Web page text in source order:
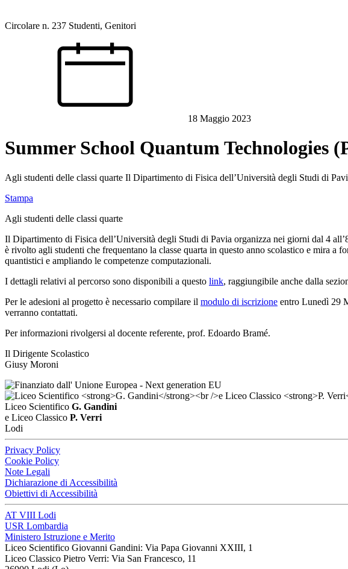
Circolare n. 237 Studenti, Genitori
18 Maggio 2023
Summer School Quantum Technologies
Agli studenti delle classi quarte Il Dipartimento di Fisica dell’Università degli Studi di
Stampa
Agli studenti delle classi quarte
Il Dipartimento di Fisica dell’Università degli Studi di Pavia organizza nei giorni dal 4
è rivolto agli studenti che frequentano la classe quarta in questo anno scolastico e mira
quantistici e ampliando le competenze computazionali.
I dettagli relativi al percorso sono disponibili a questo link, raggiungibile anche dalla
Per le adesioni al progetto è necessario compilare il modulo di iscrizione entro Lunedì 29
verranno contattati.
Per informazioni rivolgersi al docente referente, prof. Edoardo Bramé.
Il Dirigente Scolastico
Giusy Moroni
Liceo Scientifico G. Gandini
e Liceo Classico P. Verri
Lodi
Privacy Policy
Cookie Policy
Note Legali
Dichiarazione di Accessibilità
Obiettivi di Accessibilità
AT VIII Lodi
USR Lombardia
Ministero Istruzione e Merito
Liceo Scientifico Giovanni Gandini: Via Papa Giovanni XXIII, 1
Liceo Classico Pietro Verri: Via San Francesco, 11